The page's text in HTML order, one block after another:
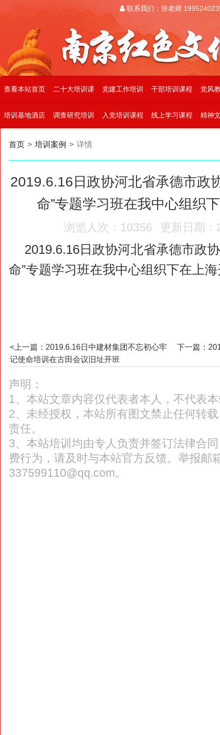
联系我们：张老师
查看本站首页 二十大培训课 党建工作培训 干部培训课程 党风
培训基地酒店 调查研究培训 入党培训课程 线上学习课程 精神
首页 > 培训案例 > 详情
2019.6.16日政协河北省承德市政
命”专题学习班在我中心组织
浏览人次：10356 更新日期
2019.6.16日政协河北省承德市政
命”专题学习班在我中心组织下在上
<上一篇：2019.6.16日中建材集团不忘初心牢
记使命培训在古田会议旧址开班
下一篇：
声明：
1、本站文章内容仅代表者本人，不代表
2、未经授权，本站所有图文禁止任何转
责任。
3、本站培训均由专人负责并签订法律合
费行为，请及时与本站官方反馈。举报邮
337599110@qq.com。